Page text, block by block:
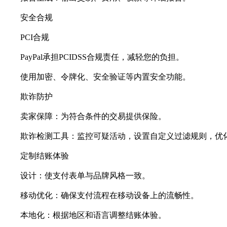
安全合规
PCI合规
PayPal承担PCIDSS合规责任，减轻您的负担。
使用加密、令牌化、安全验证等内置安全功能。
欺诈防护
卖家保障：为符合条件的交易提供保险。
欺诈检测工具：监控可疑活动，设置自定义过滤规则，优
定制结账体验
设计：使支付表单与品牌风格一致。
移动优化：确保支付流程在移动设备上的流畅性。
本地化：根据地区和语言调整结账体验。